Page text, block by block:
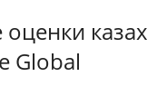
Global